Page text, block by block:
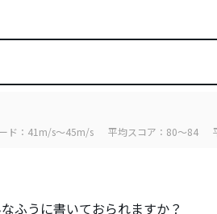
ド：41m/s～45m/s 平均スコア：80～84
ふうに書いておられますか？